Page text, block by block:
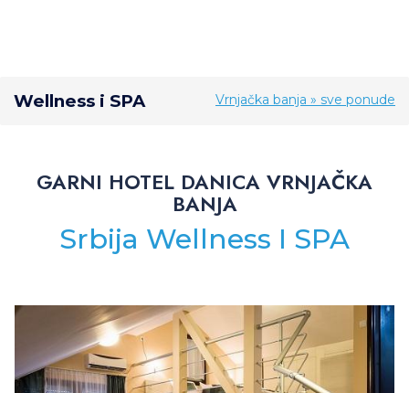
Wellness i SPA Vrnjačka banja » sve ponude
GARNI HOTEL DANICA VRNJAČKA
BANJA
Srbija Wellness I SPA